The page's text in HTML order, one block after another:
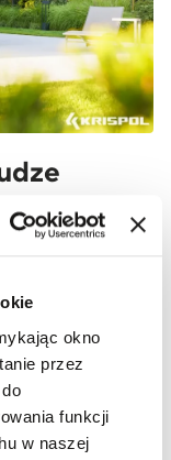
okno
przez
funkcji
w naszej
odpowiednia
sprawiają, że
osoby
są:
skrzydło
przed